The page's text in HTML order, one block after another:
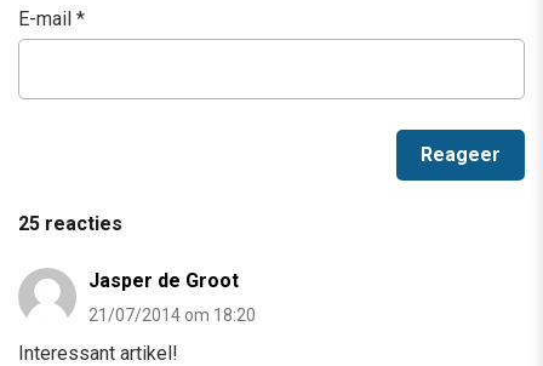
E-mail *
25 reacties
Jasper de Groot
21/07/2014 om 18:20
Interessant artikel!